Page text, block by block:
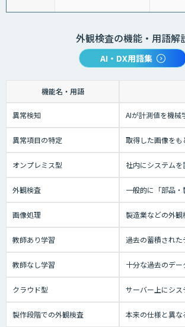
外観検査の機能・用語解
AI・DX用語集
機能名・用語
異常検知 AIが計測値を機械
異常項目の特定 取得した画像を
オンプレミス型 社内にシステム
外観検査 一般的に「部品
画像処理 製造業などの外
教師あり学習 過去の蓄積され
教師なし学習 十分な過去のデ
クラウド型 サーバー上にシ
製作段階での外観検査 本来の仕様と異